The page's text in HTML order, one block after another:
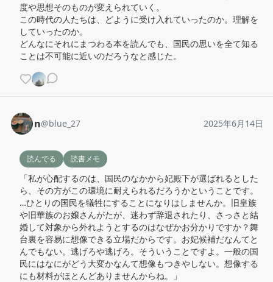
度や思想そのものが変えられていく。
この時代の人たちは、どように受け入れていったのか。理解を
していったのか。
どんなにそれにまつわる本を読んでも、国民の思いを全て知る
ことは不可能に近いのだろうなと感じた。
n@blue_27 2025年6月14日
読んでる 読書メモ
「私が心配するのは、国民のなかから妃殿下が選ばれるとした
ら、その方がこの環境に耐えられるだろうかということです。
…ひとりの国民を犠牲にすることになりはしませんか。旧皇族
や旧華族のお嬢さんがたが、迷わず辞退されたり、さっさと結
婚して対象から外れようとするのはなぜかお分かりですか？舞
台裏を容易に想像できる立場だからです。お妃候補だなんてと
んでもない。逃げろや逃げろ。そういうことですよ。一般の国
民にはなにがどう大変かなんて想像もつきやしない。想像する
にも材料がほとんどありませんからね。」